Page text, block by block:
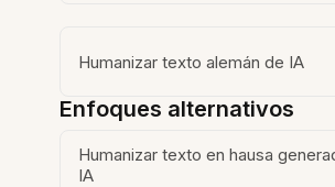
Humanizar texto alemán de IA
Enfoques alternativos
Humanizar texto en hausa
IA